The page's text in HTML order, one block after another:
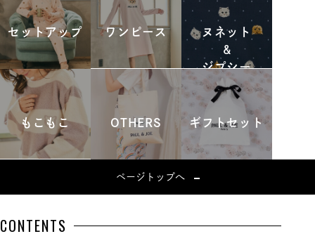
セットアップ ワンピース
ヌネット
&
ジプシー
もこもこ OTHERS ギフトセット
ページトップへ
CONTENTS